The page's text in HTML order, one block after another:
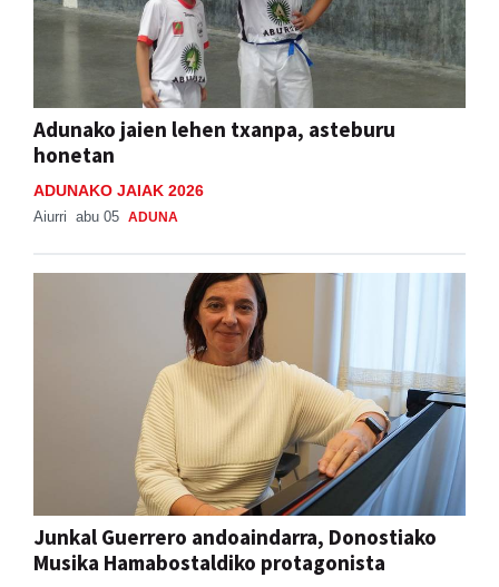
Adunako jaien lehen txanpa, asteburu
honetan
ADUNAKO JAIAK 2026
Aiurri abu 05 ADUNA
Junkal Guerrero andoaindarra, Donostiako
Musika Hamabostaldiko protagonista